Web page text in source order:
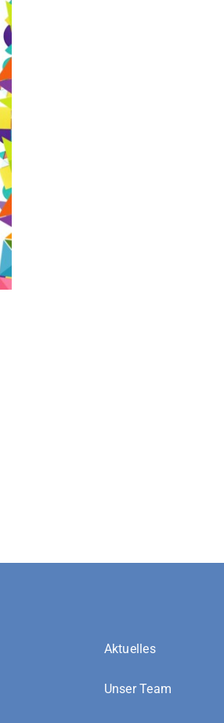
Aktuelles
Unser Team